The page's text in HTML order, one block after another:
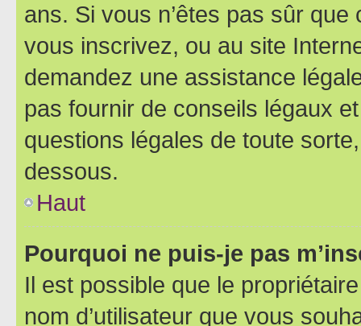
ans. Si vous n’êtes pas sûr
vous inscrivez, ou au site
demandez une assistance
pas fournir de conseils légaux
questions légales de toute
dessous.
Haut
Pourquoi ne puis-je pas
Il est possible que le
nom d’utilisateur que vous